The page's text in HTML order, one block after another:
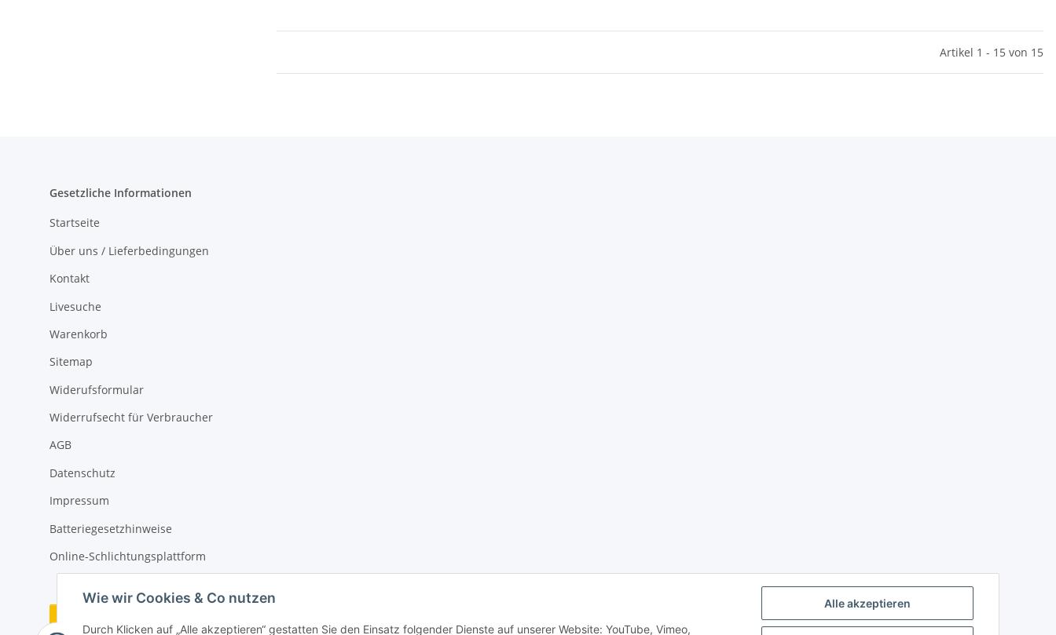
Alle akzeptieren
Wie wir Cookies & Co nutzen
Durch Klicken auf „Alle akzeptieren“ gestatten Sie den Einsatz folgender Dienste auf unserer Website: YouTube, Vimeo,
Artikel 1 - 15 von 15
Gesetzliche Informationen
Startseite
Über uns / Lieferbedingungen
Kontakt
Livesuche
Warenkorb
Sitemap
Widerufsformular
Widerrufsecht für Verbraucher
AGB
Datenschutz
Impressum
Batteriegesetzhinweise
Online-Schlichtungsplattform
Vertrag widerrufen